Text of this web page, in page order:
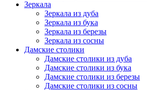
Зеркала
Зеркала из дуба
Зеркала из бука
Зеркала из березы
Зеркала из сосны
Дамские столики
Дамские столики из дуба
Дамские столики из бука
Дамские столики из березы
Дамские столики из сосны